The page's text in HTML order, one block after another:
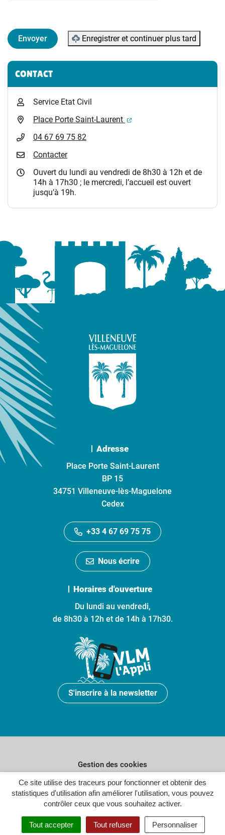
Ce site utilise des traceurs pour fonctionner et obtenir des
statistiques d'utilisation afin améliorer l'utilisation, vous pouvez
contrôler ceux que vous souhaitez activer.
Tout accepter Tout refuser Personnaliser
Enregistrer et continuer plus tard
Informations complémentaires
CONTACT
Service Etat Civil
Place Porte Saint-Laurent
(ouverture dans un
04 67 69 75 82
Contacter
Ouvert du lundi au vendredi de 8h30 à 12h et de
14h à 17h30 ; le mercredi, l’accueil est ouvert
jusqu’à 19h.
Adresse
Place Porte Saint-Laurent
BP 15
34751 Villeneuve-lès-Maguelone
Cedex
+33 4 67 69 75 75
Nous écrire
Horaires d'ouverture
Du lundi au vendredi,
de 8h30 à 12h et de 14h à 17h30.
S'inscrire à la newsletter
Gestion des cookies
Plan du site
Politique de confidentialité
Crédits